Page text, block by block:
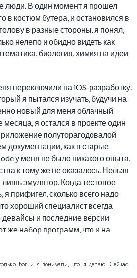
люди. В один момент я прошел
в костюм бутера, и остановился в
в разные стороны, я понял,
нелепо и обидно видеть как
биология, химия на идеи
переключили на iOS-разработку.
я пытался изучать, будучи на
новый для меня облачный
я остался в проекте один
полуторагодовалой
документации, как в старые-
у меня не было никакого опыта,
к тому же не оказалось. Нельзя
эмулятор. Когда тестовое
я прифигел, сколько всего надо
хороший специалист всегда
и последние версии
же набор программ, что и на
Бог и я понимали, что я делаю. Сейчас